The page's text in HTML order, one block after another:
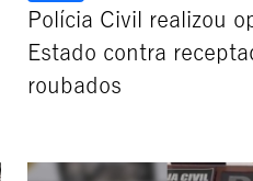
Polícia Civil realizou
Estado contra
roubados